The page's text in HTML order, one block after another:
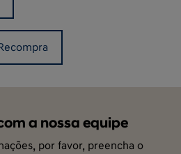
a nossa equipe
por favor, preencha o